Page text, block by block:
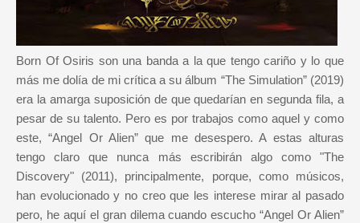
Born Of Osiris son una banda a la que tengo cariño y lo que
más me dolía de mi crítica a su álbum “The Simulation” (2019)
era la amarga suposición de que quedarían en segunda fila, a
pesar de su talento. Pero es por trabajos como aquel y como
este, “Angel Or Alien” que me desespero. A estas alturas
tengo claro que nunca más escribirán algo como "The
Discovery" (2011), principalmente, porque, como músicos,
han evolucionado y no creo que les interese mirar al pasado
pero, he aquí el gran dilema cuando escucho “Angel Or Alien”